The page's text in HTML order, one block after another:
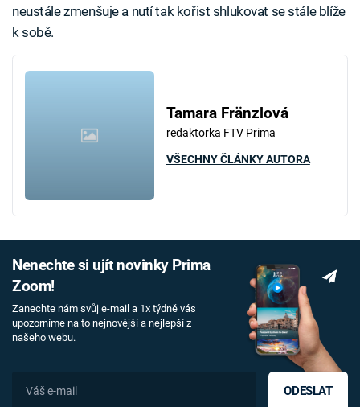
neustále zmenšuje a nutí tak kořist shlukovat se stále blíže
k sobě.
Tamara Fränzlová
redaktorka FTV Prima
VŠECHNY ČLÁNKY AUTORA
Nenechte si ujít novinky Prima
Zoom!
Zanechte nám svůj e-mail a 1x týdně vás
upozorníme na to nejnovější a nejlepší z
našeho webu.
ODESLAT